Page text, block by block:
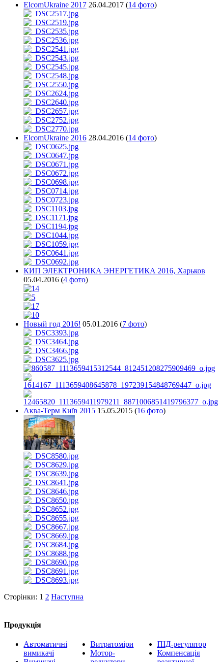
ElcomUkraine 2017 26.04.2017 (14 фото)
ElcomUkraine 2016 28.04.2016 (14 фото)
КИП ЭЛЕКТРОНИКА ЭНЕРГЕТИКА 2016, Харьков
05.04.2016 (4 фото)
Новый год 2016! 05.01.2016 (7 фото)
Аква-Терм Київ 2015 15.05.2015 (16 фото)
Сторінки: 1 2 Наступна
Продукція
Автоматичні
вимикачі
Витратоміри
Мотор-
ПІД-регулятор
Компенсація